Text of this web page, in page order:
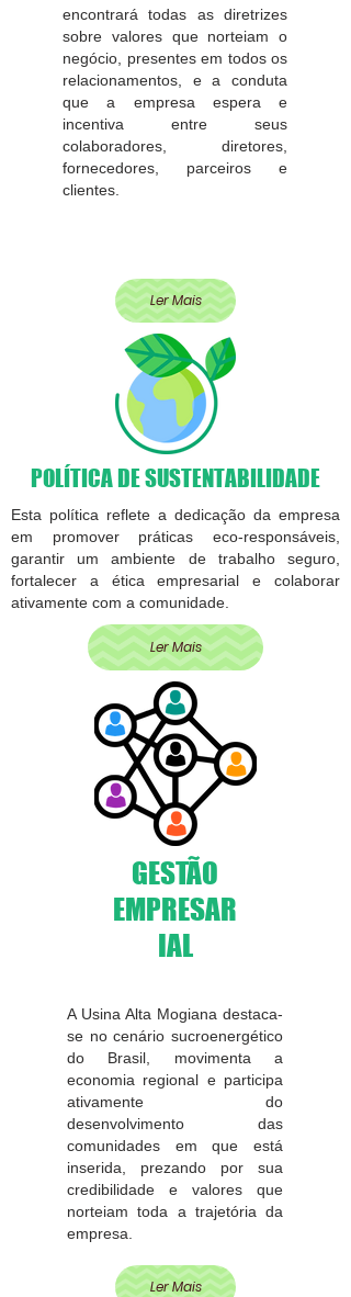
encontrará todas as diretrizes
sobre valores que norteiam o
negócio, presentes em todos os
relacionamentos, e a conduta
que a empresa espera e
incentiva entre seus
colaboradores, diretores,
fornecedores, parceiros e
clientes.
Ler Mais
POLÍTICA DE SUSTENTABILIDADE
Esta política reflete a dedicação da empresa
em promover práticas eco-responsáveis,
garantir um ambiente de trabalho seguro,
fortalecer a ética empresarial e colaborar
ativamente com a comunidade.
Ler Mais
GESTÃO
EMPRESAR
IAL
A Usina Alta Mogiana destaca-
se no cenário sucroenergético
do Brasil, movimenta a
economia regional e participa
ativamente do
desenvolvimento das
comunidades em que está
inserida, prezando por sua
credibilidade e valores que
norteiam toda a trajetória da
empresa.
Ler Mais